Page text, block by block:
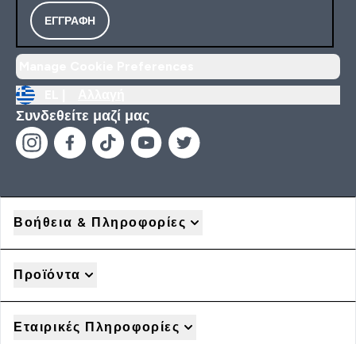
ΕΓΓΡΑΦΉ
Συνδεθείτε μαζί μας
Βοήθεια & Πληροφορίες
Προϊόντα
Εταιρικές Πληροφορίες